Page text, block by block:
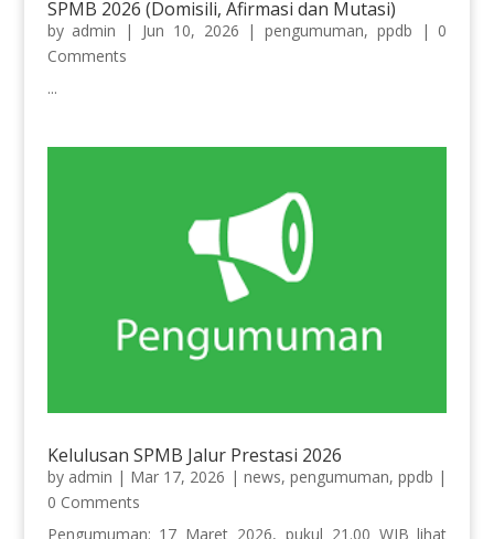
SPMB 2026 (Domisili, Afirmasi dan Mutasi)
by admin | Jun 10, 2026 |pengumuman, ppdb | 0
Comments
...
Kelulusan SPMB Jalur Prestasi 2026
by admin | Mar 17, 2026 | news,pengumuman,ppdb |
0 Comments
Pengumuman: 17 Maret 2026, pukul 21.00 WIB lihat